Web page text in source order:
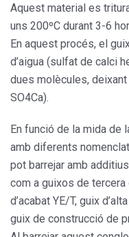
Aquest material es
uns 200ºC durant 3-6
En aquest procés, el
d’aigua (sulfat de calci
dues molècules,
SO4Ca).
En funció de la mida de
amb diferents
pot barrejar amb
com a guixos de
d’acabat YE/T, guix
guix de construcció de